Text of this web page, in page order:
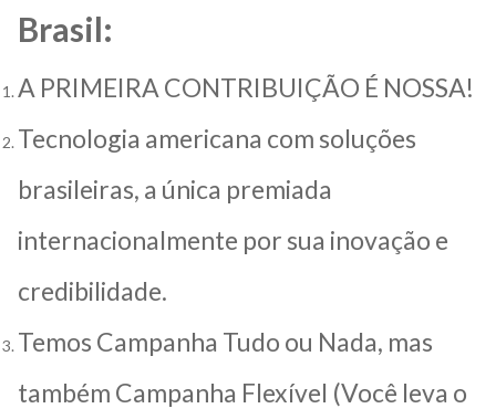
Brasil:
A PRIMEIRA CONTRIBUIÇÃO É NOSSA!
Tecnologia americana com soluções
brasileiras, a única premiada
internacionalmente por sua inovação e
credibilidade.
Temos Campanha Tudo ou Nada, mas
também Campanha Flexível (Você leva o